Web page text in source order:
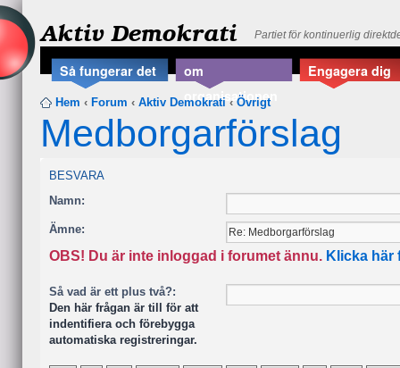
Aktiv Demokrati Partiet för kontinuerlig
Så fungerar det
om
organisationen
Engagera dig
Hem ‹ Forum ‹ Aktiv Demokrati ‹ Övrigt
Medborgarförslag
BESVARA
Namn:
Ämne:
OBS! Du är inte inloggad i forumet ännu. Klicka här
Så vad är ett plus två?:
Den här frågan är till för att
indentifiera och förebygga
automatiska registreringar.